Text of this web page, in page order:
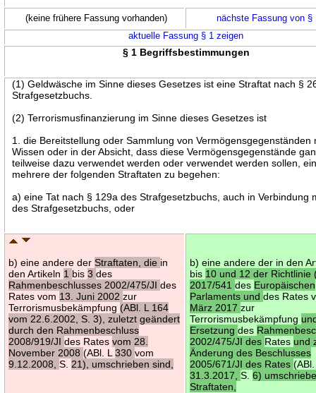
(keine frühere Fassung vorhanden)
nächste Fassung von
aktuelle Fassung § 1 zeigen
§ 1 Begriffsbestimmungen
(1) Geldwäsche im Sinne dieses Gesetzes ist eine Straftat nach §
Strafgesetzbuchs.
(2) Terrorismusfinanzierung im Sinne dieses Gesetzes ist
1. die Bereitstellung oder Sammlung von Vermögensgegenständen
Wissen oder in der Absicht, dass diese Vermögensgegenstände
teilweise dazu verwendet werden oder verwendet werden sollen,
mehrere der folgenden Straftaten zu begehen:
a) eine Tat nach § 129a des Strafgesetzbuchs, auch in Verbindung
des Strafgesetzbuchs, oder
b) eine andere derStraftaten, die in
den Artikeln 1 bis3des
Rahmenbeschlusses 2002/475/JIdes
Rates vom 13. Juni 2002zur
Terrorismusbekämpfung (ABl. L 164
vom 22.6.2002, S. 3), zuletzt geändert
durch den Rahmenbeschluss
2008/919/JIdes Ratesvom 28.
November 2008(ABl. L330vom
9.12.2008,S. 21), umschrieben sind,
b) eine andere der in den
bis 10 und 12 der Richtlinie
2017/541des Europäischen
Parlaments unddes Rates
März 2017zur
Terrorismusbekämpfung
Ersetzungdes
2002/475/JI des Rates und
Änderung des Beschlusses
2005/671/JI des Rates
31.3.2017,S.6)
Straftaten,